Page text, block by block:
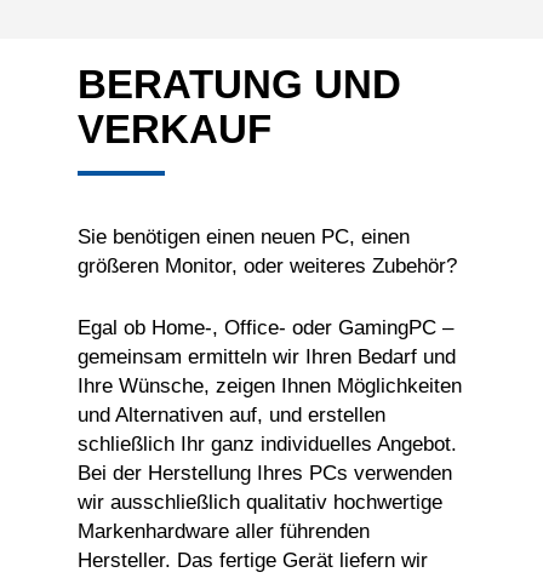
BERATUNG UND
VERKAUF
Sie benötigen einen neuen PC, einen
größeren Monitor, oder weiteres Zubehör?
Egal ob Home-, Office- oder GamingPC –
gemeinsam ermitteln wir Ihren Bedarf und
Ihre Wünsche, zeigen Ihnen Möglichkeiten
und Alternativen auf, und erstellen
schließlich Ihr ganz individuelles Angebot.
Bei der Herstellung Ihres PCs verwenden
wir ausschließlich qualitativ hochwertige
Markenhardware aller führenden
Hersteller. Das fertige Gerät liefern wir